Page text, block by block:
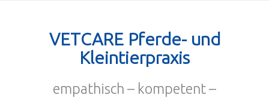
Anmeldung
VETCARE Pferde- und
Kleintierpraxis
empathisch – kompetent –